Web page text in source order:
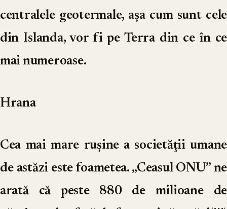
centralele geotermale, aşa cum sunt cele
din Islanda, vor fi pe Terra din ce în ce
mai numeroase.
Hrana
Cea mai mare ruşine a societăţii umane
de astăzi este foametea. „Ceasul ONU” ne
arată că peste 880 de milioane de